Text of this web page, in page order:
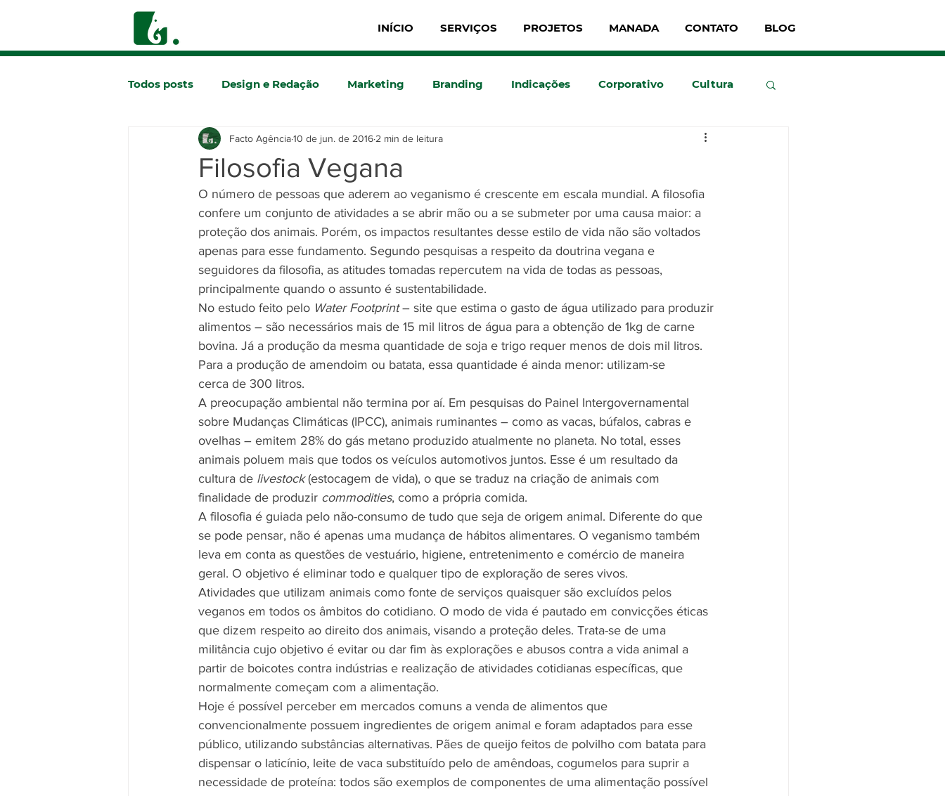
INÍCIO SERVIÇOS PROJETOS MANADA CONTATO BLOG
Todos posts Design e Redação Marketing Branding Indicações Corporativo Cultura
Comunicação
Filosofia Vegana
Facto Agência10 de jun. de 2016 2 min de leitura
O número de pessoas que aderem ao veganismo é crescente em escala mundial. A filosofia
confere um conjunto de atividades a se abrir mão ou a se submeter por uma causa maior: a
proteção dos animais. Porém, os impactos resultantes desse estilo de vida não são voltados
apenas para esse fundamento. Segundo pesquisas a respeito da doutrina vegana e
seguidores da filosofia, as atitudes tomadas repercutem na vida de todas as pessoas,
principalmente quando o assunto é sustentabilidade.
No estudo feito pelo Water Footprint – site que estima o gasto de água utilizado para produzir
alimentos – são necessários mais de 15 mil litros de água para a obtenção de 1kg de carne
bovina. Já a produção da mesma quantidade de soja e trigo requer menos de dois mil litros.
Para a produção de amendoim ou batata, essa quantidade é ainda menor: utilizam-se
cerca de 300 litros.
A preocupação ambiental não termina por aí. Em pesquisas do Painel Intergovernamental
sobre Mudanças Climáticas (IPCC), animais ruminantes – como as vacas, búfalos, cabras e
ovelhas – emitem 28% do gás metano produzido atualmente no planeta. No total, esses
animais poluem mais que todos os veículos automotivos juntos. Esse é um resultado da
cultura de livestock (estocagem de vida), o que se traduz na criação de animais com
finalidade de produzir commodities, como a própria comida.
A filosofia é guiada pelo não-consumo de tudo que seja de origem animal. Diferente do que
se pode pensar, não é apenas uma mudança de hábitos alimentares. O veganismo também
leva em conta as questões de vestuário, higiene, entretenimento e comércio de maneira
geral. O objetivo é eliminar todo e qualquer tipo de exploração de seres vivos.
Atividades que utilizam animais como fonte de serviços quaisquer são excluídos pelos
veganos em todos os âmbitos do cotidiano. O modo de vida é pautado em convicções éticas
que dizem respeito ao direito dos animais, visando a proteção deles. Trata-se de uma
militância cujo objetivo é evitar ou dar fim às explorações e abusos contra a vida animal a
partir de boicotes contra indústrias e realização de atividades cotidianas específicas, que
normalmente começam com a alimentação.
Hoje é possível perceber em mercados comuns a venda de alimentos que
convencionalmente possuem ingredientes de origem animal e foram adaptados para esse
público, utilizando substâncias alternativas. Pães de queijo feitos de polvilho com batata para
dispensar o laticínio, leite de vaca substituído pelo de amêndoas, cogumelos para suprir a
necessidade de proteína: todos são exemplos de componentes de uma alimentação possível